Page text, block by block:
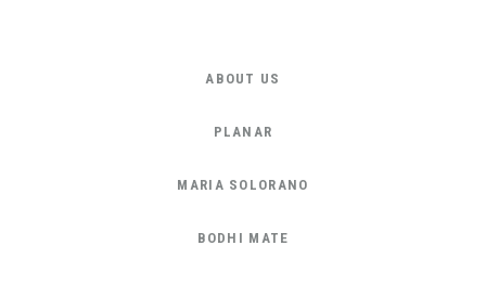
ABOUT US
PLANAR
MARIA SOLORANO
BODHI MATE